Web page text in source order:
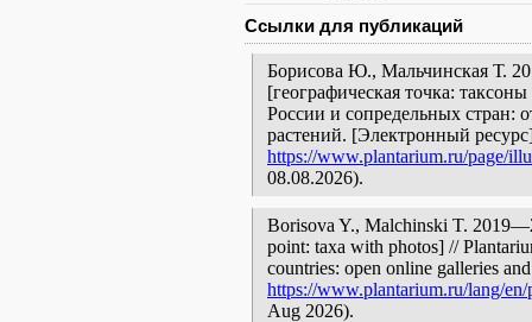
Ссылки для публикаций
Борисова Ю., Мальчинская Т.
[географическая точка:
России и сопредельных стран:
растений. [Электронный
https://www.plantarium.ru/page/
08.08.2026).
Borisova Y., Malchinski T.
point: taxa with photos] //
countries: open online galleries
https://www.plantarium.ru/lang/
Aug 2026).